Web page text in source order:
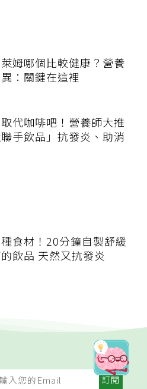
姆哪個比較健康？營養
：關鍵在這裡
代咖啡吧！營養師大推
聯手飲品」抗發炎、助消
食材！20分鐘自製舒緩
飲品 天然又抗發炎